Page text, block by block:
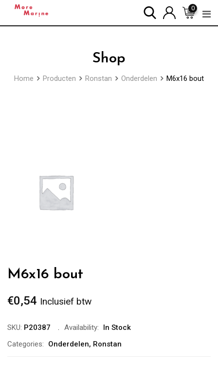
0
Shop
Home Producten Ronstan Onderdelen M6x16 bout
M6x16 bout
€0,54 Inclusief btw
SKU: P20387 Availability:
In Stock
Categories:
Onderdelen, Ronstan